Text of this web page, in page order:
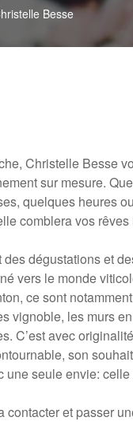
Besse
Christelle Besse
sur mesure.
quelques heures
comblera vos rêves
dégustations et
vers le monde
ce sont
vignoble, les murs
C’est avec
son
une seule envie: celle
contacter et passer